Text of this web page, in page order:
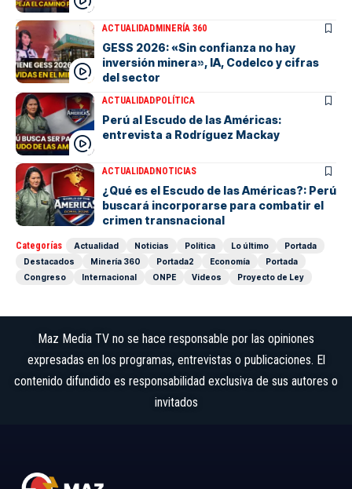
ACTUALIDADMINERÍA 360
GESS 2026: «Sin confianza no hay
inversión minera», IA, Codelco y cifras
del sector
ACTUALIDADPOLÍTICA
Perú al Escudo de las Américas:
entrevista a Rodríguez Mackay
ACTUALIDADNOTICIAS
¿Qué es el Escudo de las Américas?: Perú
buscará incorporarse para combatir el
crimen transnacional
Categorías Actualidad Noticias Política Lo último
Portada
Destacados
Minería 360 Portada2 Economía
Portada
Congreso
Internacional ONPE Videos Proyecto de Ley
Maz Media TV no se hace responsable por las opiniones
expresadas en los programas, entrevistas o publicaciones. El
contenido difundido es responsabilidad exclusiva de sus autores o
invitados